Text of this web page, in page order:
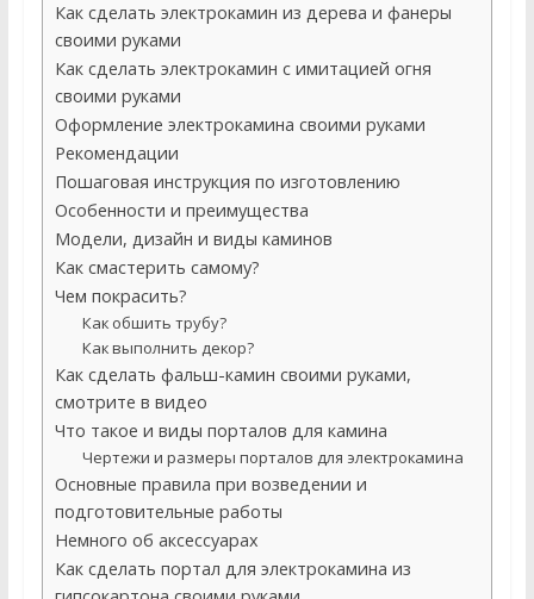
Как сделать электрокамин из дерева и фанеры
своими руками
Как сделать электрокамин с имитацией огня
своими руками
Оформление электрокамина своими руками
Рекомендации
Пошаговая инструкция по изготовлению
Особенности и преимущества
Модели, дизайн и виды каминов
Как смастерить самому?
Чем покрасить?
Как обшить трубу?
Как выполнить декор?
Как сделать фальш-камин своими руками,
смотрите в видео
Что такое и виды порталов для камина
Чертежи и размеры порталов для электрокамина
Основные правила при возведении и
подготовительные работы
Немного об аксессуарах
Как сделать портал для электрокамина из